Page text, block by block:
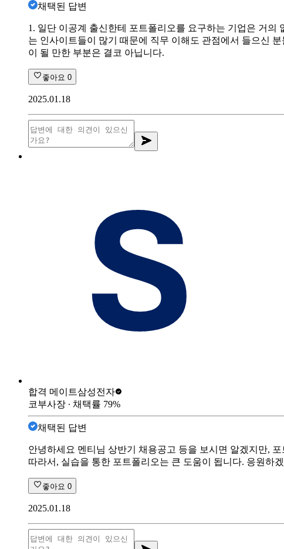
채택된 답변
1. 일단 이공계 출신한테 포트폴리오를 요구하는 기업은 거
는 인사이트들이 많기 때문에 직무 이해도 관점에서 들으신
이 될 만한 부분은 결코 아닙니다.
좋아요 0
2025.01.18
합격 메이트삼성전자
코부사장 ∙ 채택률 79%
채택된 답변
안녕하세요 멘티님 상반기 채용공고 등을 보시면 알겠지만,
따라서, 실습을 통한 포트폴리오는 큰 도움이 됩니다. 응원하
좋아요 0
2025.01.18